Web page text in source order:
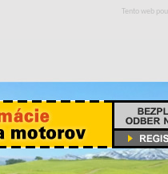
Tento web